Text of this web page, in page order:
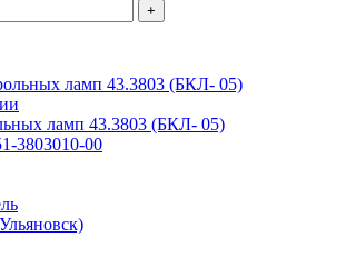
+
ламп 43.3803 (БКЛ- 05)
3803010-00